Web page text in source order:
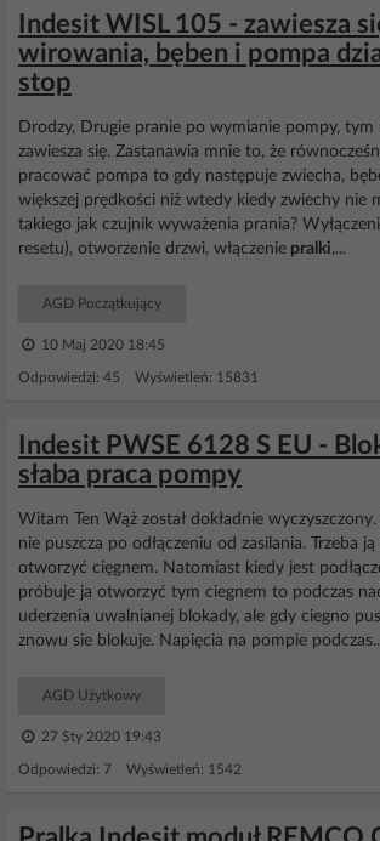
Indesit WISL 105 - zawiesza
wirowania, bęben i pompa
stop
Drodzy, Drugie pranie po wymianie pompy, tym
zawiesza się. Zastanawia mnie to, że
pracować pompa to gdy następuje zwiecha,
większej prędkości niż wtedy kiedy zwiechy nie
takiego jak czujnik wyważenia prania?
resetu), otworzenie drzwi, włączenie pralki,...
AGD Początkujący
10 Maj 2020 18:45
Odpowiedzi: 45 Wyświetleń: 15831
Indesit PWSE 6128 S EU -
słaba praca pompy
Witam Ten Wąż został dokładnie
nie puszcza po odłączeniu od zasilania. Trzeba
otworzyć cięgnem. Natomiast kiedy jest
próbuje ja otworzyć tym ciegnem to podczas
uderzenia uwalnianej blokady, ale gdy ciegno
znowu sie blokuje. Napięcia na pompie
AGD Użytkowy
27 Sty 2020 19:43
Odpowiedzi: 7 Wyświetleń: 1542